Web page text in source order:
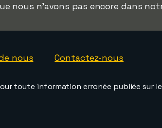
nous n'avons pas encore dans
nous Contactez-nous
toute information erronée publiée sur